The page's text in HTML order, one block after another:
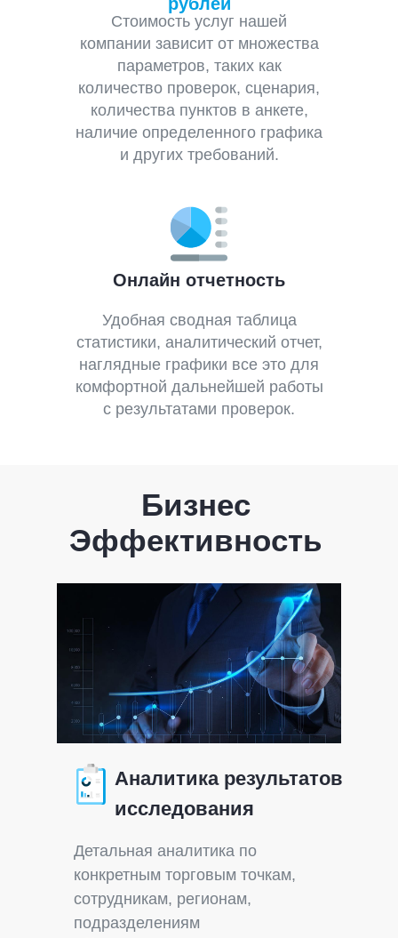
Онлайн отчетность
Стоимость услуг нашей
компании зависит от множества
параметров, таких как
количество проверок, сценария,
количества пунктов в анкете,
наличие определенного графика
и других требований.
Удобная сводная таблица
статистики, аналитический отчет,
наглядные графики все это для
комфортной дальнейшей работы
с результатами проверок.
Детальная аналитика по
конкретным торговым точкам,
сотрудникам, регионам,
подразделениям
Аналитика результатов
исследования
Бизнес
Эффективность